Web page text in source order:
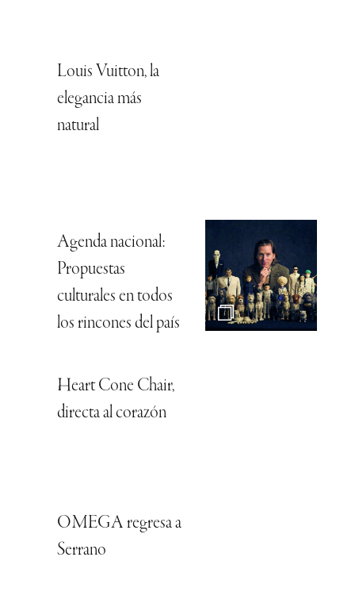
Louis Vuitton, la
elegancia más
natural
Agenda nacional:
Propuestas
culturales en todos
los rincones del país
Heart Cone Chair,
directa al corazón
OMEGA regresa a
Serrano